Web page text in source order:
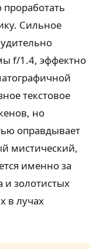
Сильное
f/1.4, эффектно
текстовое
но
оправдывает
мистический,
именно за
и золотистых
в лучах